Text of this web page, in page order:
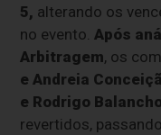
5, alterando os
no evento.Após
Arbitragem, os
e Andreia
e Rodrigo
revertidos,